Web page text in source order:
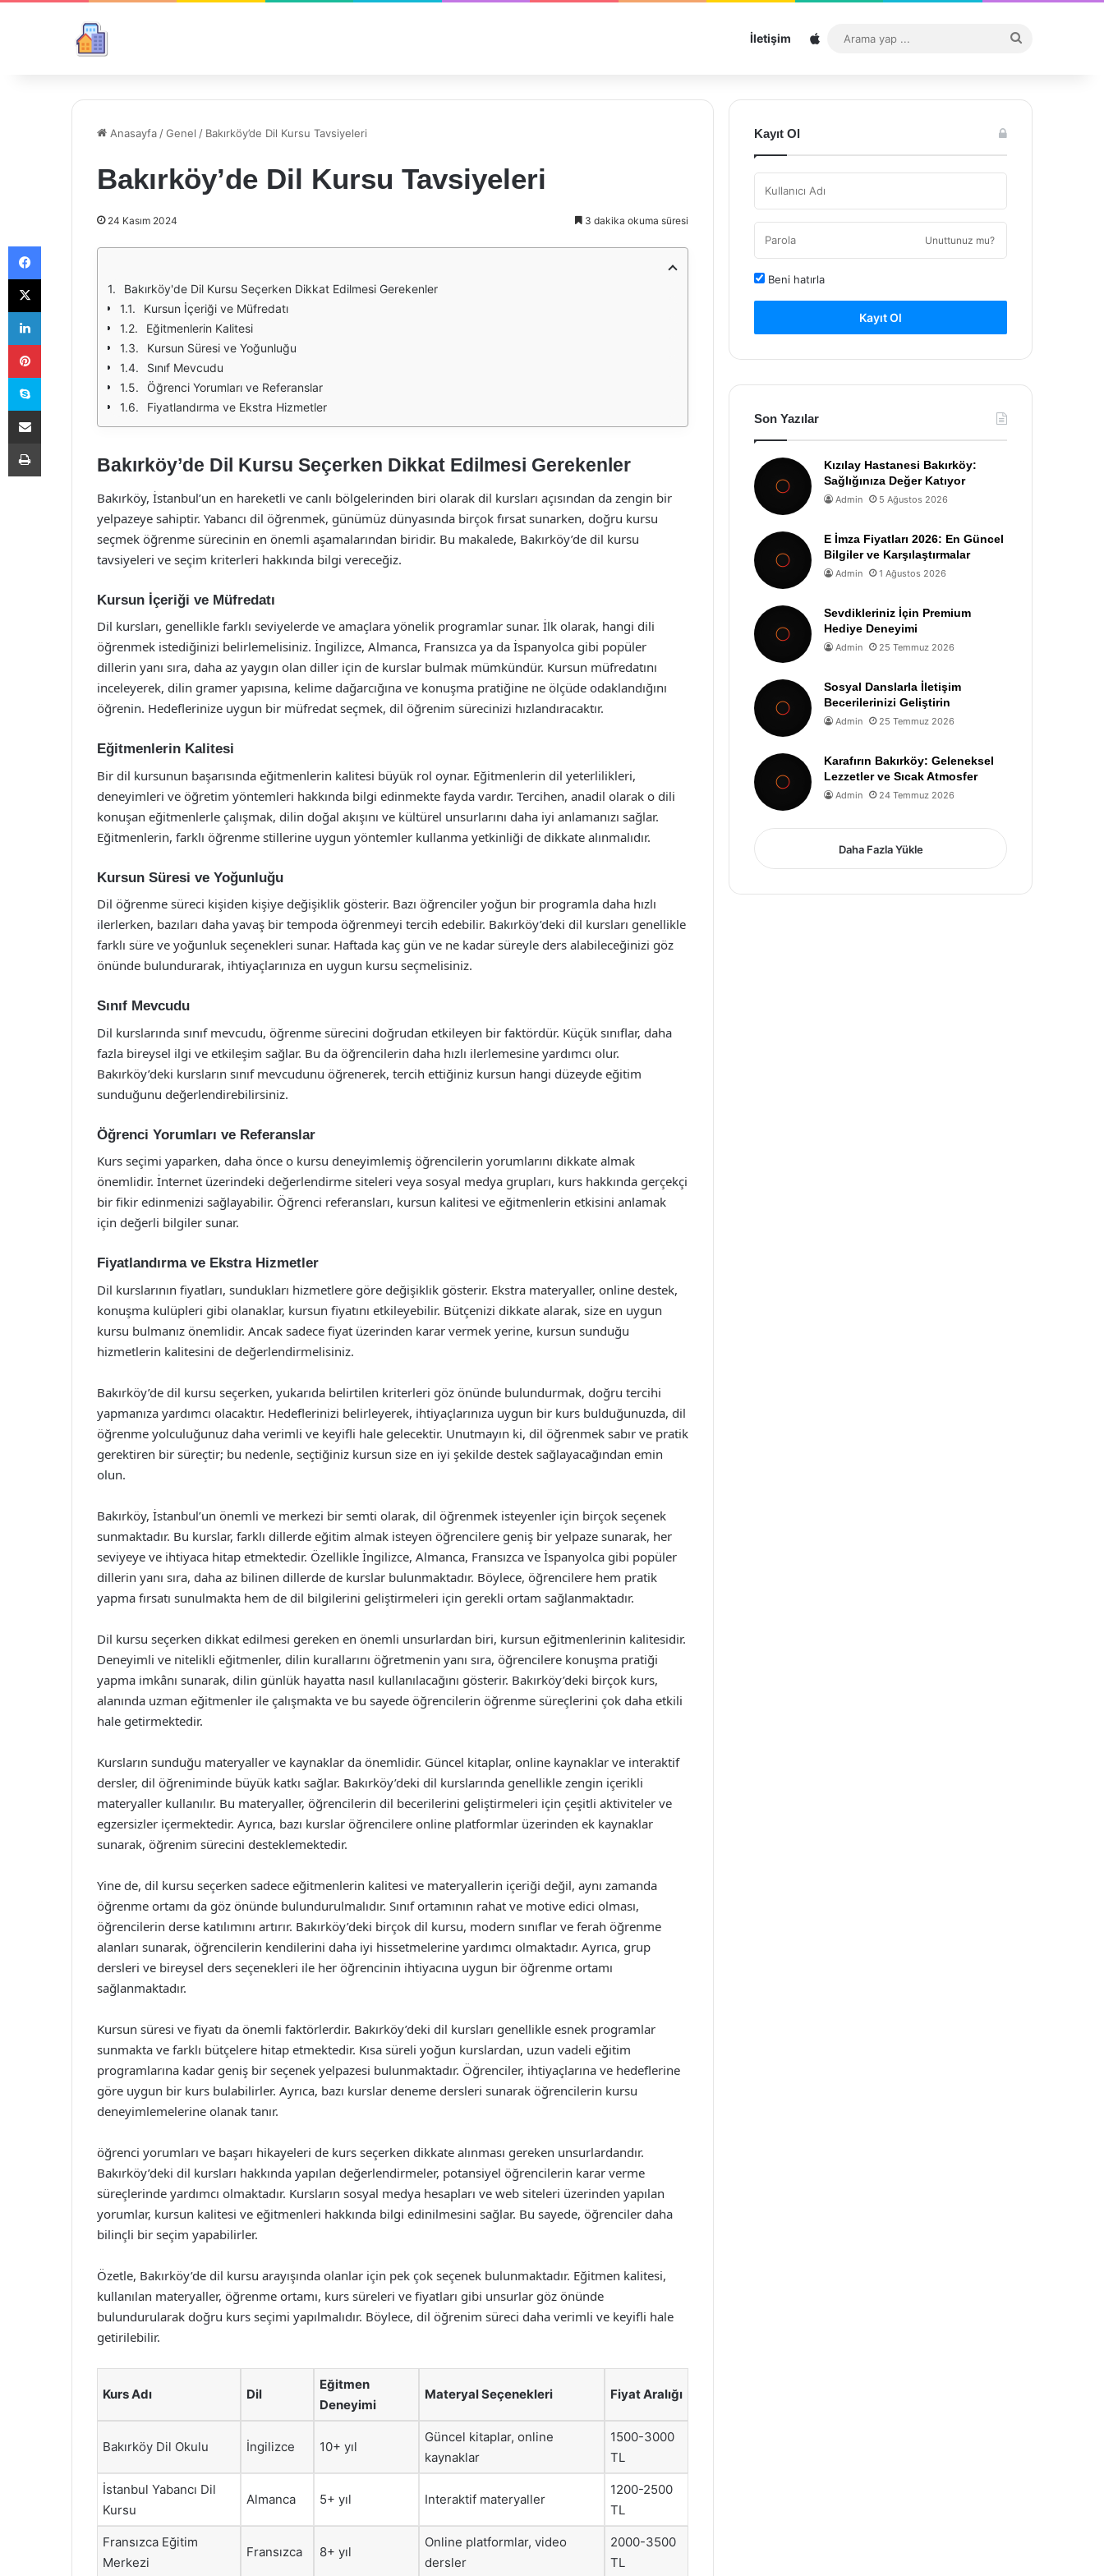
İletişim Sitemap
...
Anasayfa /Genel / Bakırköy’de Dil Kursu Tavsiyeleri
Bakırköy’de Dil Kursu Tavsiyeleri
24 Kasım 2024 3 dakika okuma süresi
Bakırköy'de Dil Kursu Seçerken Dikkat Edilmesi Gerekenler
Kursun İçeriği ve Müfredatı
Eğitmenlerin Kalitesi
Kursun Süresi ve Yoğunluğu
Sınıf Mevcudu
Öğrenci Yorumları ve Referanslar
Fiyatlandırma ve Ekstra Hizmetler
Bakırköy’de Dil Kursu Seçerken Dikkat Edilmesi Gerekenler
Bakırköy, İstanbul’un en hareketli ve canlı bölgelerinden biri olarak dil kursları açısından da zengin bir
yelpazeye sahiptir. Yabancı dil öğrenmek, günümüz dünyasında birçok fırsat sunarken, doğru kursu
seçmek öğrenme sürecinin en önemli aşamalarından biridir. Bu makalede, Bakırköy’de dil kursu
tavsiyeleri ve seçim kriterleri hakkında bilgi vereceğiz.
Kursun İçeriği ve Müfredatı
Dil kursları, genellikle farklı seviyelerde ve amaçlara yönelik programlar sunar. İlk olarak, hangi dili
öğrenmek istediğinizi belirlemelisiniz. İngilizce, Almanca, Fransızca ya da İspanyolca gibi popüler
dillerin yanı sıra, daha az yaygın olan diller için de kurslar bulmak mümkündür. Kursun müfredatını
inceleyerek, dilin gramer yapısına, kelime dağarcığına ve konuşma pratiğine ne ölçüde odaklandığını
öğrenin. Hedeflerinize uygun bir müfredat seçmek, dil öğrenim sürecinizi hızlandıracaktır.
Eğitmenlerin Kalitesi
Bir dil kursunun başarısında eğitmenlerin kalitesi büyük rol oynar. Eğitmenlerin dil yeterlilikleri,
deneyimleri ve öğretim yöntemleri hakkında bilgi edinmekte fayda vardır. Tercihen, anadil olarak o dili
konuşan eğitmenlerle çalışmak, dilin doğal akışını ve kültürel unsurlarını daha iyi anlamanızı sağlar.
Eğitmenlerin, farklı öğrenme stillerine uygun yöntemler kullanma yetkinliği de dikkate alınmalıdır.
Kursun Süresi ve Yoğunluğu
Dil öğrenme süreci kişiden kişiye değişiklik gösterir. Bazı öğrenciler yoğun bir programla daha hızlı
ilerlerken, bazıları daha yavaş bir tempoda öğrenmeyi tercih edebilir. Bakırköy’deki dil kursları genellikle
farklı süre ve yoğunluk seçenekleri sunar. Haftada kaç gün ve ne kadar süreyle ders alabileceğinizi göz
önünde bulundurarak, ihtiyaçlarınıza en uygun kursu seçmelisiniz.
Sınıf Mevcudu
Dil kurslarında sınıf mevcudu, öğrenme sürecini doğrudan etkileyen bir faktördür. Küçük sınıflar, daha
fazla bireysel ilgi ve etkileşim sağlar. Bu da öğrencilerin daha hızlı ilerlemesine yardımcı olur.
Bakırköy’deki kursların sınıf mevcudunu öğrenerek, tercih ettiğiniz kursun hangi düzeyde eğitim
sunduğunu değerlendirebilirsiniz.
Öğrenci Yorumları ve Referanslar
Kurs seçimi yaparken, daha önce o kursu deneyimlemiş öğrencilerin yorumlarını dikkate almak
önemlidir. İnternet üzerindeki değerlendirme siteleri veya sosyal medya grupları, kurs hakkında gerçekçi
bir fikir edinmenizi sağlayabilir. Öğrenci referansları, kursun kalitesi ve eğitmenlerin etkisini anlamak
için değerli bilgiler sunar.
Fiyatlandırma ve Ekstra Hizmetler
Dil kurslarının fiyatları, sundukları hizmetlere göre değişiklik gösterir. Ekstra materyaller, online destek,
konuşma kulüpleri gibi olanaklar, kursun fiyatını etkileyebilir. Bütçenizi dikkate alarak, size en uygun
kursu bulmanız önemlidir. Ancak sadece fiyat üzerinden karar vermek yerine, kursun sunduğu
hizmetlerin kalitesini de değerlendirmelisiniz.
Bakırköy’de dil kursu seçerken, yukarıda belirtilen kriterleri göz önünde bulundurmak, doğru tercihi
yapmanıza yardımcı olacaktır. Hedeflerinizi belirleyerek, ihtiyaçlarınıza uygun bir kurs bulduğunuzda, dil
öğrenme yolculuğunuz daha verimli ve keyifli hale gelecektir. Unutmayın ki, dil öğrenmek sabır ve pratik
gerektiren bir süreçtir; bu nedenle, seçtiğiniz kursun size en iyi şekilde destek sağlayacağından emin
olun.
Bakırköy, İstanbul’un önemli ve merkezi bir semti olarak, dil öğrenmek isteyenler için birçok seçenek
sunmaktadır. Bu kurslar, farklı dillerde eğitim almak isteyen öğrencilere geniş bir yelpaze sunarak, her
seviyeye ve ihtiyaca hitap etmektedir. Özellikle İngilizce, Almanca, Fransızca ve İspanyolca gibi popüler
dillerin yanı sıra, daha az bilinen dillerde de kurslar bulunmaktadır. Böylece, öğrencilere hem pratik
yapma fırsatı sunulmakta hem de dil bilgilerini geliştirmeleri için gerekli ortam sağlanmaktadır.
Dil kursu seçerken dikkat edilmesi gereken en önemli unsurlardan biri, kursun eğitmenlerinin kalitesidir.
Deneyimli ve nitelikli eğitmenler, dilin kurallarını öğretmenin yanı sıra, öğrencilere konuşma pratiği
yapma imkânı sunarak, dilin günlük hayatta nasıl kullanılacağını gösterir. Bakırköy’deki birçok kurs,
alanında uzman eğitmenler ile çalışmakta ve bu sayede öğrencilerin öğrenme süreçlerini çok daha etkili
hale getirmektedir.
Kursların sunduğu materyaller ve kaynaklar da önemlidir. Güncel kitaplar, online kaynaklar ve interaktif
dersler, dil öğreniminde büyük katkı sağlar. Bakırköy’deki dil kurslarında genellikle zengin içerikli
materyaller kullanılır. Bu materyaller, öğrencilerin dil becerilerini geliştirmeleri için çeşitli aktiviteler ve
egzersizler içermektedir. Ayrıca, bazı kurslar öğrencilere online platformlar üzerinden ek kaynaklar
sunarak, öğrenim sürecini desteklemektedir.
Yine de, dil kursu seçerken sadece eğitmenlerin kalitesi ve materyallerin içeriği değil, aynı zamanda
öğrenme ortamı da göz önünde bulundurulmalıdır. Sınıf ortamının rahat ve motive edici olması,
öğrencilerin derse katılımını artırır. Bakırköy’deki birçok dil kursu, modern sınıflar ve ferah öğrenme
alanları sunarak, öğrencilerin kendilerini daha iyi hissetmelerine yardımcı olmaktadır. Ayrıca, grup
dersleri ve bireysel ders seçenekleri ile her öğrencinin ihtiyacına uygun bir öğrenme ortamı
sağlanmaktadır.
Kursun süresi ve fiyatı da önemli faktörlerdir. Bakırköy’deki dil kursları genellikle esnek programlar
sunmakta ve farklı bütçelere hitap etmektedir. Kısa süreli yoğun kurslardan, uzun vadeli eğitim
programlarına kadar geniş bir seçenek yelpazesi bulunmaktadır. Öğrenciler, ihtiyaçlarına ve hedeflerine
göre uygun bir kurs bulabilirler. Ayrıca, bazı kurslar deneme dersleri sunarak öğrencilerin kursu
deneyimlemelerine olanak tanır.
öğrenci yorumları ve başarı hikayeleri de kurs seçerken dikkate alınması gereken unsurlardandır.
Bakırköy’deki dil kursları hakkında yapılan değerlendirmeler, potansiyel öğrencilerin karar verme
süreçlerinde yardımcı olmaktadır. Kursların sosyal medya hesapları ve web siteleri üzerinden yapılan
yorumlar, kursun kalitesi ve eğitmenleri hakkında bilgi edinilmesini sağlar. Bu sayede, öğrenciler daha
bilinçli bir seçim yapabilirler.
Özetle, Bakırköy’de dil kursu arayışında olanlar için pek çok seçenek bulunmaktadır. Eğitmen kalitesi,
kullanılan materyaller, öğrenme ortamı, kurs süreleri ve fiyatları gibi unsurlar göz önünde
bulundurularak doğru kurs seçimi yapılmalıdır. Böylece, dil öğrenim süreci daha verimli ve keyifli hale
getirilebilir.
Kurs Adı Dil
Eğitmen
Deneyimi
Materyal Seçenekleri Fiyat Aralığı
Bakırköy Dil Okulu İngilizce 10+ yıl
Güncel kitaplar, online
kaynaklar
1500-3000
TL
İstanbul Yabancı Dil
Kursu
Almanca 5+ yıl Interaktif materyaller
1200-2500
TL
Fransızca Eğitim
Merkezi
Fransızca 8+ yıl
Online platformlar, video
dersler
2000-3500
TL
Kayıt Ol
Unuttunuz mu?
Beni hatırla
Kayıt Ol
Son Yazılar
Kızılay Hastanesi Bakırköy:
Sağlığınıza Değer Katıyor
Admin 5 Ağustos 2026
E İmza Fiyatları 2026: En Güncel
Bilgiler ve Karşılaştırmalar
Admin 1 Ağustos 2026
Sevdikleriniz İçin Premium
Hediye Deneyimi
Admin 25 Temmuz 2026
Sosyal Danslarla İletişim
Becerilerinizi Geliştirin
Admin 25 Temmuz 2026
Karafırın Bakırköy: Geleneksel
Lezzetler ve Sıcak Atmosfer
Admin 24 Temmuz 2026
Daha Fazla Yükle
Facebook
X
LinkedIn
Pinterest
Skype
E-Posta ile paylaş